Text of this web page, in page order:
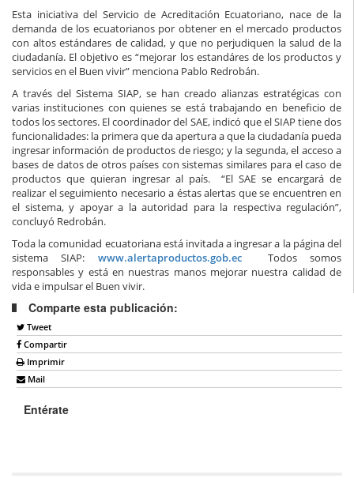
Esta iniciativa del Servicio de Acreditación Ecuatoriano, nace de la
demanda de los ecuatorianos por obtener en el mercado productos
con altos estándares de calidad, y que no perjudiquen la salud de la
ciudadanía. El objetivo es “mejorar los estandáres de los productos y
servicios en el Buen vivir” menciona Pablo Redrobán.
A través del Sistema SIAP, se han creado alianzas estratégicas con
varias instituciones con quienes se está trabajando en beneficio de
todos los sectores. El coordinador del SAE, indicó que el SIAP tiene dos
funcionalidades: la primera que da apertura a que la ciudadanía pueda
ingresar información de productos de riesgo; y la segunda, el acceso a
bases de datos de otros países con sistemas similares para el caso de
productos que quieran ingresar al país. “El SAE se encargará de
realizar el seguimiento necesario a éstas alertas que se encuentren en
el sistema, y apoyar a la autoridad para la respectiva regulación”,
concluyó Redrobán.
Toda la comunidad ecuatoriana está invitada a ingresar a la página del
sistema SIAP: www.alertaproductos.gob.ecTodos somos
responsables y está en nuestras manos mejorar nuestra calidad de
vida e impulsar el Buen vivir.
Comparte esta publicación:
Tweet
Compartir
Imprimir
Mail
Entérate